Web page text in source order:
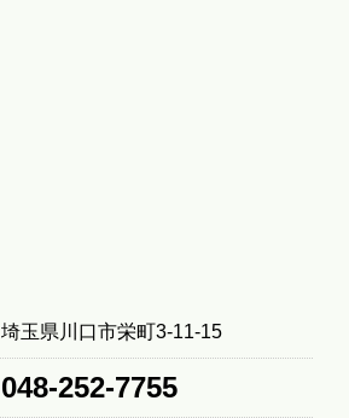
埼玉県川口市栄町3-11-15
048-252-7755